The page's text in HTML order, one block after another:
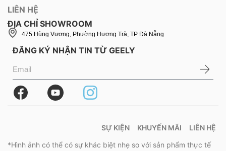
LIÊN HỆ
ĐỊA CHỈ SHOWROOM
475 Hùng Vương, Phường Hương Trà, TP Đà Nẵng
ĐĂNG KÝ NHẬN TIN TỪ GEELY
*Hình ảnh có thể có sự khác biệt nhẹ so với sản phẩm thực tế
SỰ KIỆN KHUYẾN MÃI LIÊN HỆ